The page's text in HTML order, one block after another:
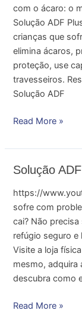
com o ácaro: o
Solução ADF
crianças que
elimina ácaros,
proteção, use
travesseiros.
Solução ADF
e
Capas
Antiácaro
Read More »
Solução
https://
sofre com
cai? Não
refúgio seguro e
Visite a loja
mesmo, adquira
descubra como
Solução
Plus
e
capas
antiácaros
Read More »